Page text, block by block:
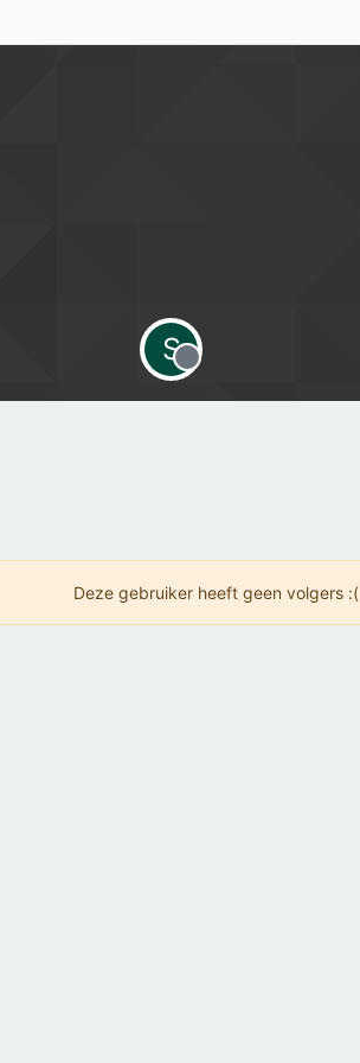
S
Offline
Deze gebruiker heeft geen volgers :(